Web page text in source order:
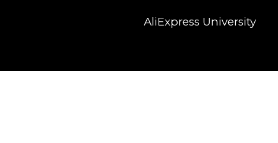
AliExpress University